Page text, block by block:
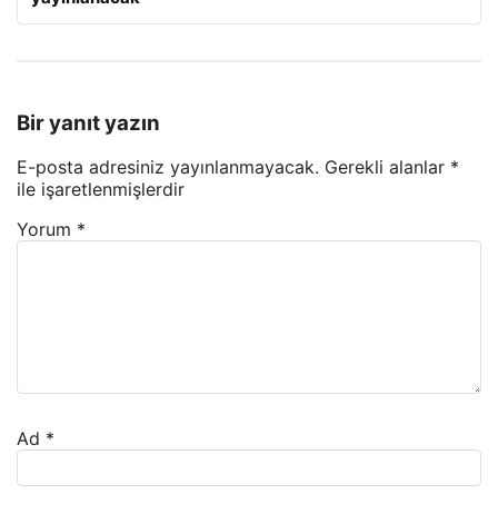
Bir yanıt yazın
E-posta adresiniz yayınlanmayacak. Gerekli alanlar *
ile işaretlenmişlerdir
Yorum *
Ad *